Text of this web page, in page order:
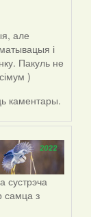
але
і
Пакуль не
)
каментары.
сустрэча
самца з